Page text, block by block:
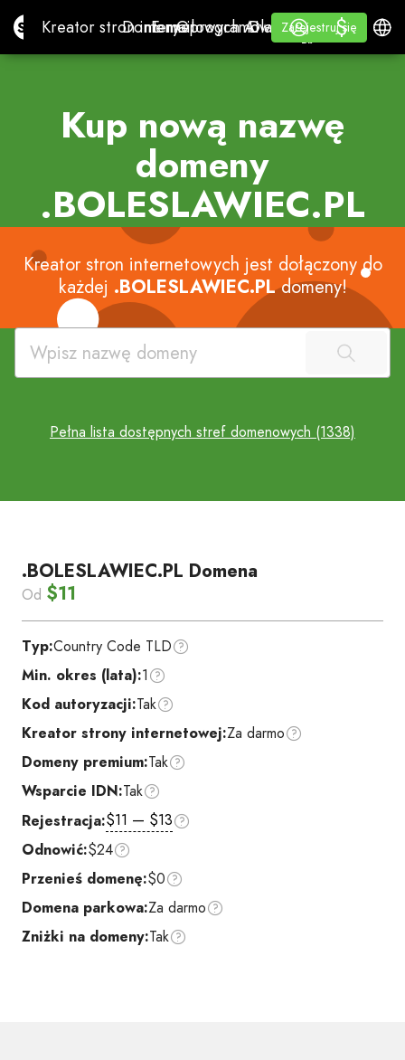
Site.proKreator stron internetowych AI
Kreator stron internetowych AI
Domeny
Domeny
E-mail
E-mailOprogramowanie księgowe
Oprogramowanie księgowe
Dla
Dla Sprzedawców
BIAŁA ETYKIETA
Uczyć się
Uczyć się
Zarejestruj się
Zarejestruj się
Zaloguj się
$
$ Polski
Kup nową nazwę
domeny
.BOLESLAWIEC.PL
Kreator stron internetowych jest dołączony do
każdej .BOLESLAWIEC.PLdomeny!
Pełna lista dostępnych stref domenowych (1338)
.BOLESLAWIEC.PL Domena
Od $11
Typ:Country Code TLD
Min. okres (lata):1
Kod autoryzacji:Tak
Kreator strony internetowej:Za darmo
Domeny premium:Tak
Wsparcie IDN:Tak
Rejestracja:$11 — $13
Odnowić:$24
Przenieś domenę:$0
Domena parkowa:Za darmo
Zniżki na domeny:Tak